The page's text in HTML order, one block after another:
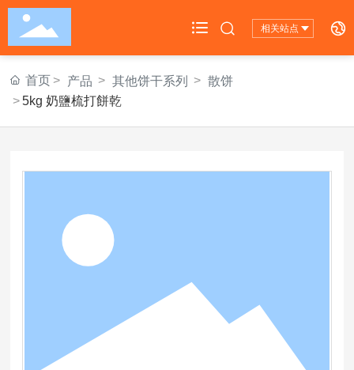
首页
新闻中心
相关站点
首页 产品 其他饼干系列
散饼
5kg 奶鹽梳打餅乾